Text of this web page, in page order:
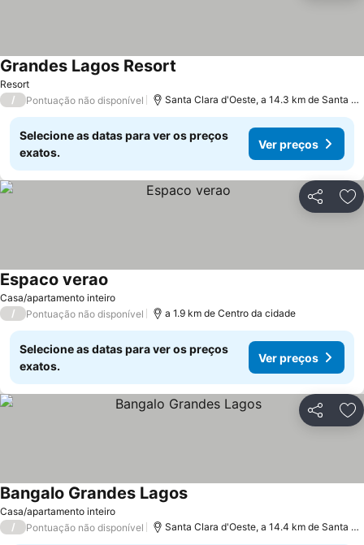
Resort
Grandes Lagos Resort
/ Pontuação não disponível Santa Clara d'Oeste, a 14.3 km de Santa Fé do Sul
Selecione as datas para ver os preços
exatos.
Ver preços
Partilhar
Casa/apartamento inteiro
Espaco verao
/ Pontuação não disponível a 1.9 km de Centro da cidade
Selecione as datas para ver os preços
exatos.
Ver preços
Partilhar
Casa/apartamento inteiro
Bangalo Grandes Lagos
/ Pontuação não disponível Santa Clara d'Oeste, a 14.4 km de Santa Fé do Sul